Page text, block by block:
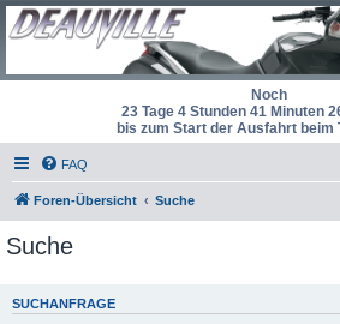
Noch
23 Tage 4 Stunden 41 Minuten
bis zum Start der Ausfahrt beim
FAQ
Foren-Übersicht Suche
Suche
SUCHANFRAGE